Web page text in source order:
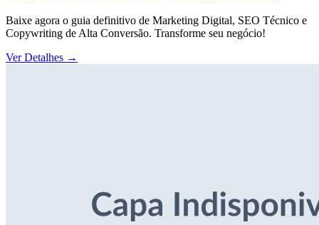
Baixe agora o guia definitivo de Marketing Digital, SEO Técnico e
Copywriting de Alta Conversão. Transforme seu negócio!
Ver Detalhes →